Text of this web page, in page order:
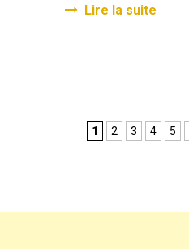
Lire la suite
1 2 3 4 5